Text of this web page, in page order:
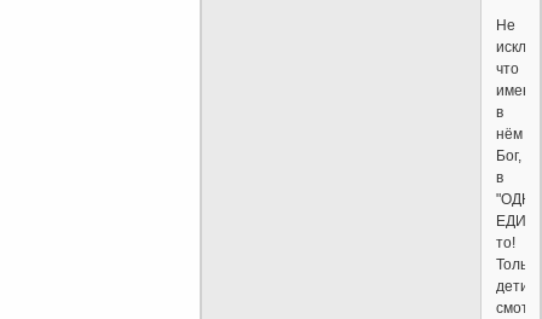
Не
что
в
нём
Бог,
в
то!
Только
дети